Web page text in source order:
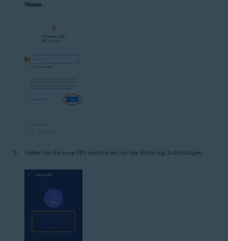
Weiter.
Geben Sie die neue PIN zweimal ein, um die Änderung zu bestätigen.